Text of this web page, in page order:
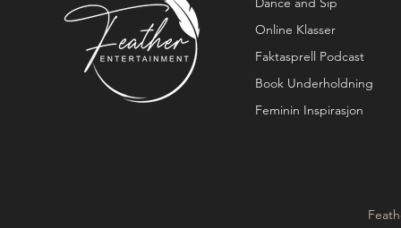
Online Klasser
Faktasprell Podcast
Book Underholdning
Feminin Inspirasjon